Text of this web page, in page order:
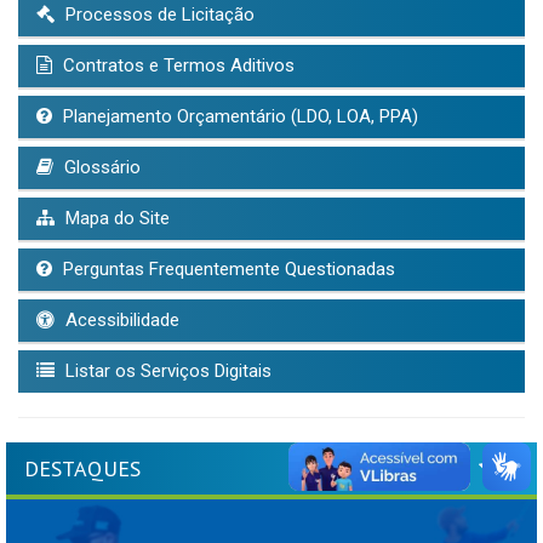
Processos de Licitação
Contratos e Termos Aditivos
Planejamento Orçamentário (LDO, LOA, PPA)
Glossário
Mapa do Site
Perguntas Frequentemente Questionadas
Acessibilidade
Listar os Serviços Digitais
DESTAQUES